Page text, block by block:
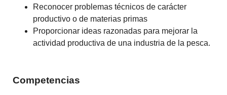
Reconocer problemas técnicos de carácter
productivo o de materias primas
Proporcionar ideas razonadas para mejorar la
actividad productiva de una industria de la pesca.
Competencias